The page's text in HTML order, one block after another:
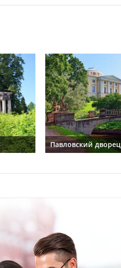
Павловский дворец